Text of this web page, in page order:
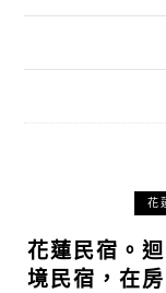
花
花蓮民宿。
境民宿，在